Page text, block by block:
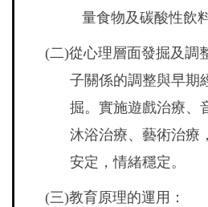
量食物及碳酸性飲料
(二)從心理層面發掘及調
子關係的調整與早期
掘。實施遊戲治療、
沐浴治療、藝術治療
安定，情緒穩定。
(三)教育原理的運用：